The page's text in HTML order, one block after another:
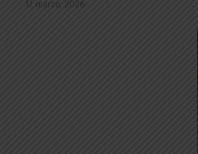
17 marzo, 2026